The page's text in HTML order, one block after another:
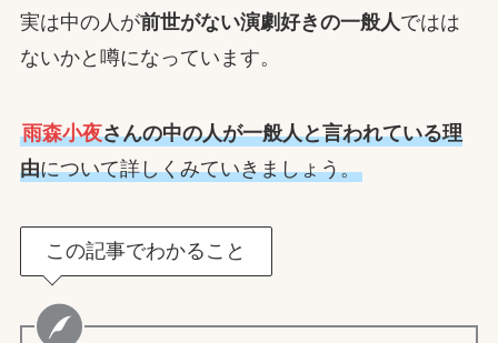
実は中の人が前世がない演劇好きの一般人ではは
ないかと噂になっています。
雨森小夜さんの中の人が一般人と言われている理
由について詳しくみていきましょう。
この記事でわかること